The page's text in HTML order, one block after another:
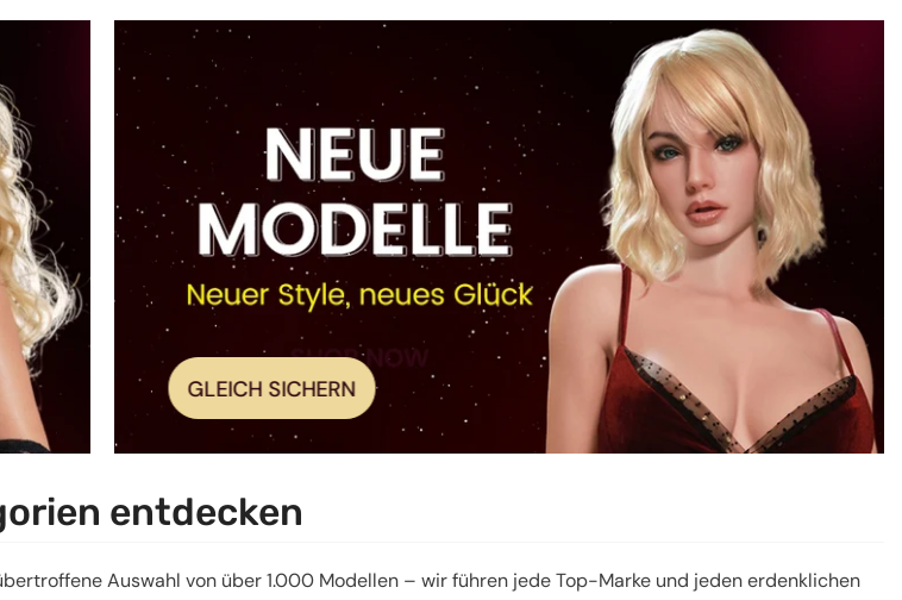
GLEICH SICHERN
entdecken
Auswahl von über 1.000 Modellen – wir führen jede Top-Marke und jeden erdenklichen